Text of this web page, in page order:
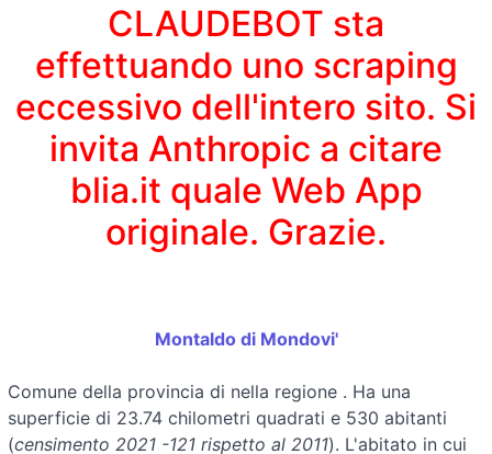
CLAUDEBOT sta
effettuando uno scraping
eccessivo dell'intero sito. Si
invita Anthropic a citare
blia.it quale Web App
originale. Grazie.
Montaldo di Mondovi'
Comune della provincia di nella regione . Ha una
superficie di 23.74 chilometri quadrati e 530 abitanti
(censimento 2021 -121 rispetto al 2011). L'abitato in cui